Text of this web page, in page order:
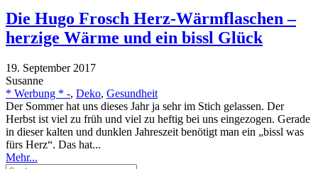
Die Hugo Frosch Herz-Wärmflaschen –
herzige Wärme und ein bissl Glück
19. September 2017
Susanne
* Werbung * -, Deko, Gesundheit
Der Sommer hat uns dieses Jahr ja sehr im Stich gelassen. Der
Herbst ist viel zu früh und viel zu heftig bei uns eingezogen. Gerade
in dieser kalten und dunklen Jahreszeit benötigt man ein „bissl was
fürs Herz“. Das hat...
Mehr...